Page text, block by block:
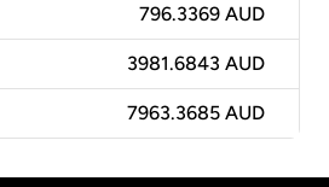
796.3369 AUD
3981.6843 AUD
7963.3685 AUD